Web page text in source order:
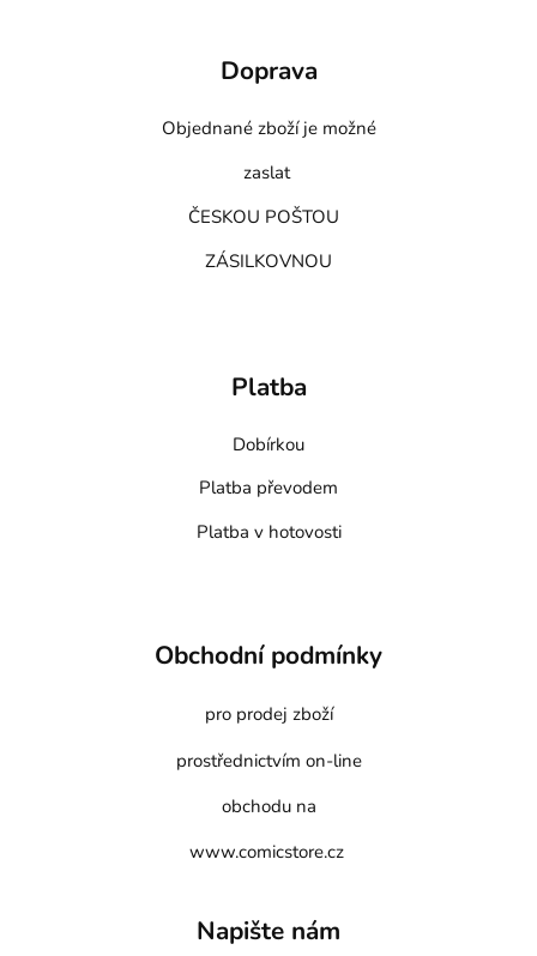
Doprava
Objednané zboží je možné
zaslat
ČESKOU POŠTOU
ZÁSILKOVNOU
Platba
Dobírkou
Platba převodem
Platba v hotovosti
Obchodní podmínky
pro prodej zboží
prostřednictvím on-line
obchodu na
www.comicstore.cz
Napište nám